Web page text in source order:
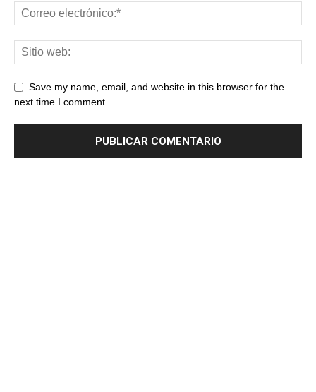
Save my name, email, and website in this browser for the
next time I comment.